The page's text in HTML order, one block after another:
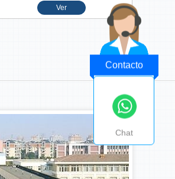
Ver
MÁS+
Contacto
Chat